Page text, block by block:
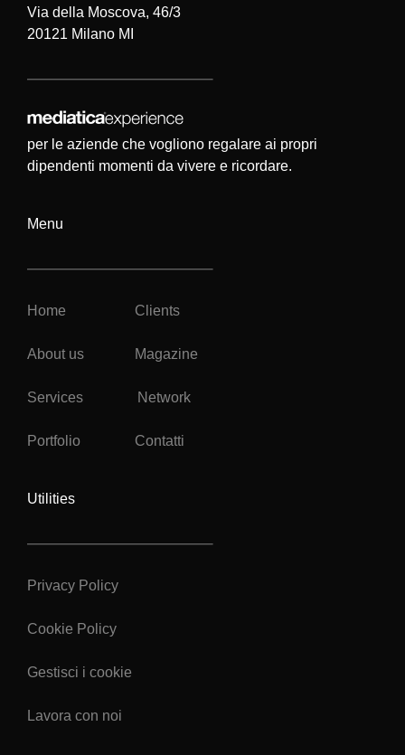
Via della Moscova, 46/3
20121 Milano MI
per le aziende che vogliono regalare ai propri
dipendenti momenti da vivere e ricordare.
Menu
Home Clients
About us Magazine
Services Network
Portfolio Contatti
Utilities
Privacy Policy
Cookie Policy
Gestisci i cookie
Lavora con noi